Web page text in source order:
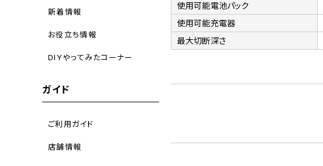
新着情報
お役立ち情報
DIYやってみたコーナー
ガイド
ご利用ガイド
店舗情報
使用可能電池パック
使用可能充電器
最大切断深さ